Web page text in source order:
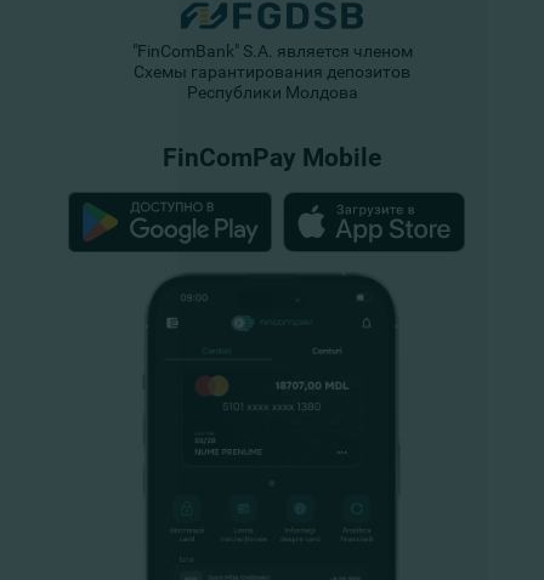
"FinComBank" S.A. является членом
Схемы гарантирования депозитов
Республики Молдова
FinComPay Mobile